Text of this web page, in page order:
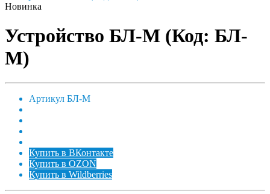
Новинка
Устройство БЛ-М (Код: БЛ-
М)
Артикул БЛ-М
Купить в ВКонтакте
Купить в OZON
Купить в Wildberries